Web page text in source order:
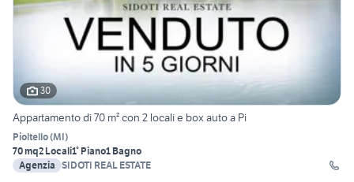
30
Appartamento di 70 m² con 2 locali e box auto a Pi
Pioltello(MI)
70 mq2 Locali1° Piano1 Bagno
Agenzia SIDOTI REAL ESTATE